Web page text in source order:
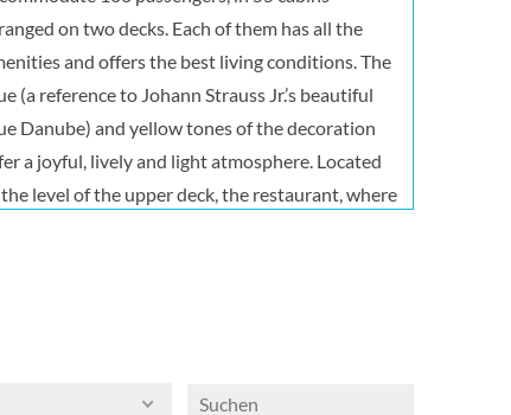
on two decks. Each of them has all the
and offers the best living conditions. The
(a reference to Johann Strauss Jr.’s beautiful
Danube) and yellow tones of the decoration
a joyful, lively and light atmosphere. Located
level of the upper deck, the restaurant, where
to relax and admire the landscapes,